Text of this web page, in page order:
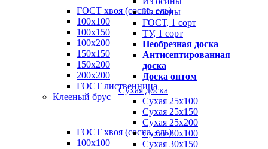
Из сосны
ГОСТ, 1 сорт
ТУ, 1 сорт
Необрезная доска
Антисептированная
доска
Доска оптом
Сухая доска
Сухая 25х100
Сухая 25х150
Сухая 25х200
Сухая 30х100
Сухая 30х150
ГОСТ хвоя (сосна, ель)
100x100
100x150
100x200
150x150
150x200
200x200
ГОСТ лиственница
Клееный брус
ГОСТ хвоя (сосна, ель)
100x100